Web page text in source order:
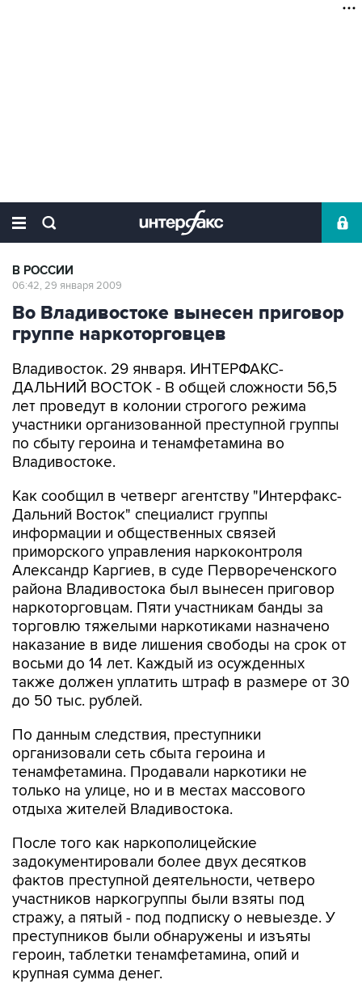
В РОССИИ
06:42, 29 января 2009
Во Владивостоке вынесен приговор
группе наркоторговцев
Владивосток. 29 января. ИНТЕРФАКС-
ДАЛЬНИЙ ВОСТОК - В общей сложности 56,5
лет проведут в колонии строгого режима
участники организованной преступной группы
по сбыту героина и тенамфетамина во
Владивостоке.
Как сообщил в четверг агентству "Интерфакс-
Дальний Восток" специалист группы
информации и общественных связей
приморского управления наркоконтроля
Александр Каргиев, в суде Первореченского
района Владивостока был вынесен приговор
наркоторговцам. Пяти участникам банды за
торговлю тяжелыми наркотиками назначено
наказание в виде лишения свободы на срок от
восьми до 14 лет. Каждый из осужденных
также должен уплатить штраф в размере от 30
до 50 тыс. рублей.
По данным следствия, преступники
организовали сеть сбыта героина и
тенамфетамина. Продавали наркотики не
только на улице, но и в местах массового
отдыха жителей Владивостока.
После того как наркополицейские
задокументировали более двух десятков
фактов преступной деятельности, четверо
участников наркогруппы были взяты под
стражу, а пятый - под подписку о невыезде. У
преступников были обнаружены и изъяты
героин, таблетки тенамфетамина, опий и
крупная сумма денег.